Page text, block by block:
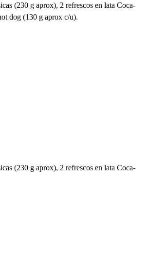
(230 g aprox), 2 refrescos en lata Coca-
dog (130 g aprox c/u).
(230 g aprox), 2 refrescos en lata Coca-